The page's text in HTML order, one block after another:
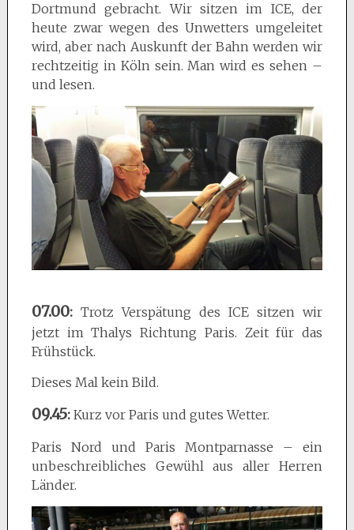
Dortmund gebracht. Wir sitzen im ICE, der
heute zwar wegen des Unwetters umgeleitet
wird, aber nach Auskunft der Bahn werden wir
rechtzeitig in Köln sein. Man wird es sehen –
und lesen.
07.00:Trotz Verspätung des ICE sitzen wir
jetzt im Thalys Richtung Paris. Zeit für das
Frühstück.
Dieses Mal kein Bild.
09.45: Kurz vor Paris und gutes Wetter.
Paris Nord und Paris Montparnasse – ein
unbeschreibliches Gewühl aus aller Herren
Länder.